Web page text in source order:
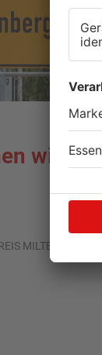
wieder
MILTENBERG